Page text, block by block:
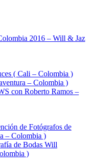
2016 – Will & Jaz
( Cali – Colombia )
– Colombia )
con Roberto Ramos –
de Fotógrafos de
– Colombia )
de Bodas Will
)